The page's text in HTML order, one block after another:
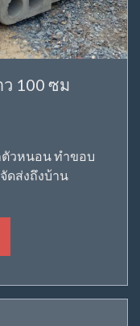
ว 100 ซม
วหนอน ทำขอบ
ดส่งถึงบ้าน